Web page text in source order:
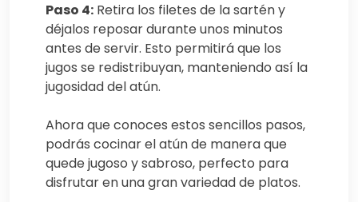
Paso 4: Retira los filetes de la sartén y
déjalos reposar durante unos minutos
antes de servir. Esto permitirá que los
jugos se redistribuyan, manteniendo así la
jugosidad del atún.
Ahora que conoces estos sencillos pasos,
podrás cocinar el atún de manera que
quede jugoso y sabroso, perfecto para
disfrutar en una gran variedad de platos.